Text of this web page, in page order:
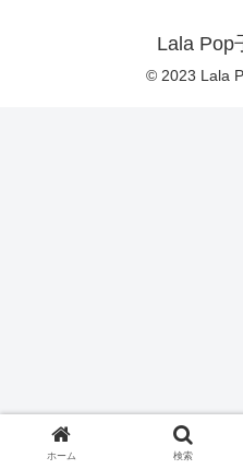
Lala Pop
© 2023 Lala
ホーム 検索